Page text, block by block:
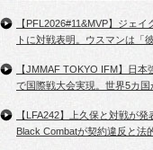
【PFL2026#11&MVP】ジェ
トに対戦表明。ウスマンは「
【JMMAF TOKYO IFM】日
で国際戦大会実現。世界5カ国
【LFA242】上久保と対戦が発
Black Combatが契約違反と法